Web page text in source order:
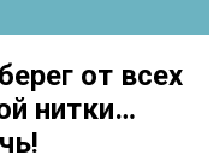
от всех
нитки…